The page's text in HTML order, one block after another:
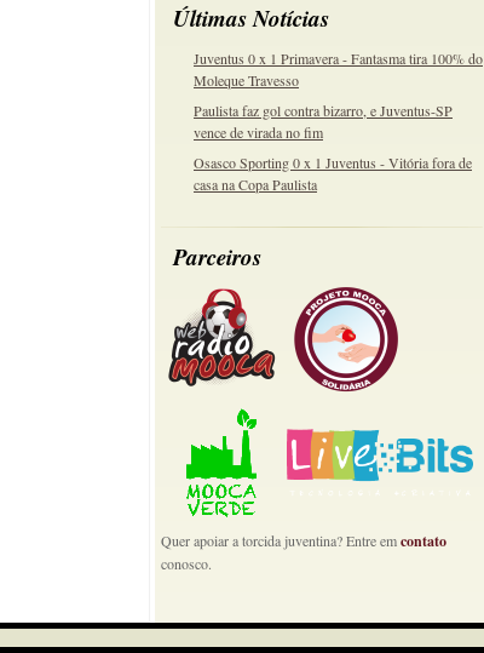
Últimas Notícias
Juventus 0 x 1 Primavera - Fantasma tira 100% do
Moleque Travesso
Paulista faz gol contra bizarro, e Juventus-SP
vence de virada no fim
Osasco Sporting 0 x 1 Juventus - Vitória fora de
casa na Copa Paulista
Parceiros
Quer apoiar a torcida juventina? Entre emcontato
conosco.